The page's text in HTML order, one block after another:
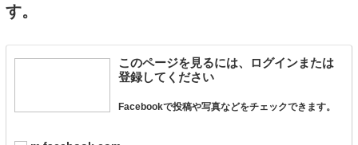
す。
このページを見るには、ログインまたは
登録してください
Facebookで投稿や写真などをチェックできます。